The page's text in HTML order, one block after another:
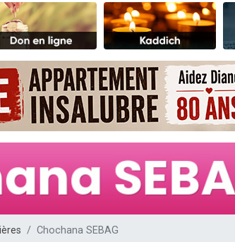
2 personnes viennent de nous rejoindre sur WhatsApp
30 personnes viennent de faire un don pour Sauvez
Il reste 49 places pour étudier en groupe sur Zoom
12 nouvelles musiques dans Torah-Box Music
3 personnes viennent de nous rejoindre sur WhatsApp
2 personnes viennent de nous rejoindre sur WhatsApp
3 personnes viennent de nous rejoindre sur WhatsApp
8 personnes viennent de faire un don pour Tsédaka :
Nouvelle émission radio : Visions de grandeur n°104 :
61 personnes viennent de demander une bénédiction
Chochana SEBAG